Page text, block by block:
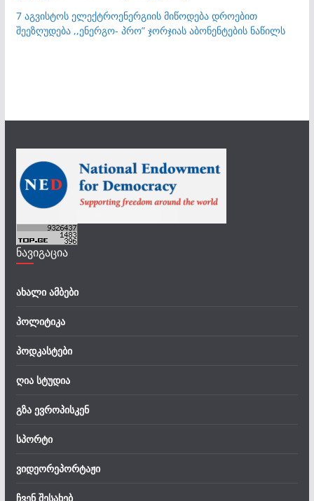
7 აგვისტოს ელექტროენერგიის მიწოდება დროებით
შეეზღუდება ,,ენერგო- პრო” ჯორჯიას აბონენტების ნაწილს
ნავიგაცია
ახალი ამბები
პოლიტიკა
პოდკასტები
ღია სტუდია
გზა ევროპისკენ
სპორტი
ვიდეორეპორტაჟი
ჩვენ შესახებ